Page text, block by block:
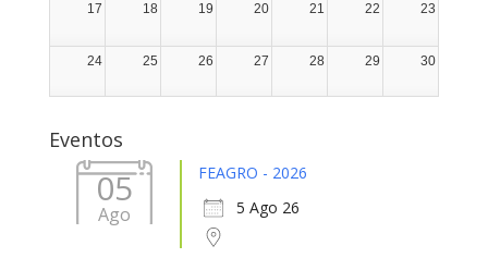
17 18 19 20 21 22 23
24 25 26 27 28 29 30
Eventos
05
Ago
FEAGRO - 2026
5 Ago 26